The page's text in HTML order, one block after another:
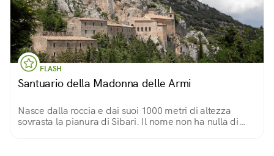
FLASH
Santuario della Madonna delle Armi
Nasce dalla roccia e dai suoi 1000 metri di altezza
sovrasta la pianura di Sibari. Il nome non ha nulla di